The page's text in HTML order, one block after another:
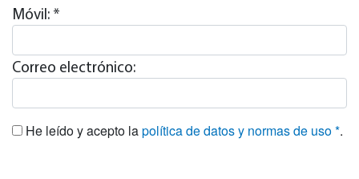
Móvil: *
Correo electrónico:
He leído y acepto lapolítica de datos y normas de uso *.